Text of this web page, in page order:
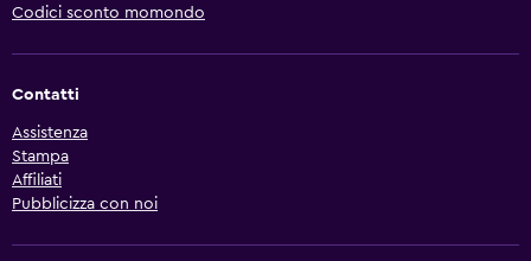
Codici sconto momondo
Contatti
Assistenza
Stampa
Affiliati
Pubblicizza con noi